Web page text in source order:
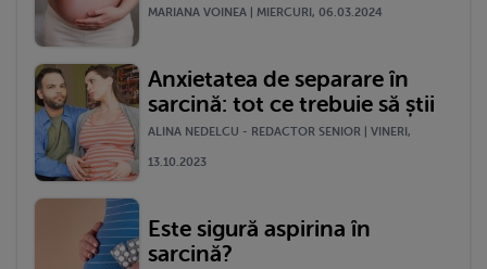
MARIANA VOINEA | MIERCURI, 06.03.2024
Anxietatea de separare în
sarcină: tot ce trebuie să știi
ALINA NEDELCU - REDACTOR SENIOR | VINERI,
13.10.2023
Este sigură aspirina în
sarcină?